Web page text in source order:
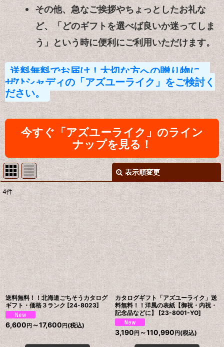
その他、急なご挨拶やちょっとしたお礼な
ど、「どのギフトを選べば良いか迷ってしま
う」という時に便利にご利用いただけます。
送料無料でお届け！大切な方への贈り物に、
ぜひシャディの「アズユーライク」をご検討く
ださい。
今すぐ「アズユーライク」のライン
ナップを見る！
表示順変更
表示数
並び順 :
絞り込む
4件
送料無料！！北海道ごちそうカタログ
ギフト・価格３ランク [24-8023]
6,600 円 ～17,600 円 (税込)
カタログギフト「アズユーライク」送
料無料！！洋風の表紙【御祝・内祝・
記念品などに】 [23-8001-YO]
3,190 円 ～110,990 円 (税込)